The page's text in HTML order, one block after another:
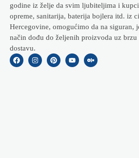
godine iz želje da svim ljubiteljima i
opreme, sanitarija, baterija bojlera itd. iz
Hercegovine, omogućimo da na siguran,
način dođu do željenih proizvoda uz
dostavu.